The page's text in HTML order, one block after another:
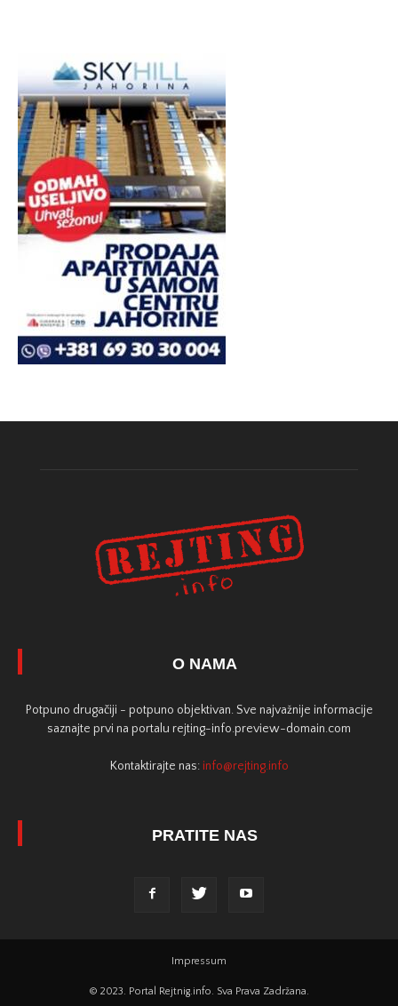
O NAMA
Potpuno drugačiji - potpuno objektivan. Sve najvažnije informacije
saznajte prvi na portalu rejting-info.preview-domain.com
Kontaktirajte nas: info@rejting.info
PRATITE NAS
Impressum
© 2023. Portal Rejtnig.info. Sva Prava Zadržana.